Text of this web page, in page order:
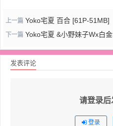
上一篇 Yoko宅夏 百合 [61P-51MB]
下一篇 Yoko宅夏 &小野妹子Wx白
发表评论
请登录后
登录